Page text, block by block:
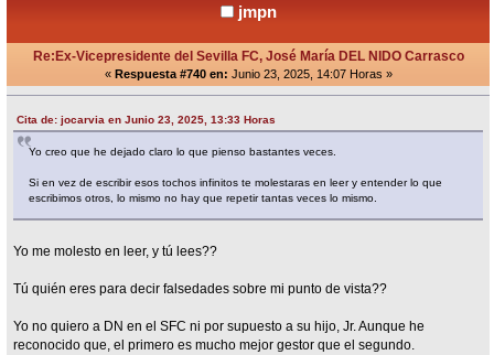
jmpn
Re:Ex-Vicepresidente del Sevilla FC, José María DEL NIDO Carrasco
« Respuesta #740 en: Junio 23, 2025, 14:07 Horas »
Cita de: jocarvia en Junio 23, 2025, 13:33 Horas
Yo creo que he dejado claro lo que pienso bastantes veces.
Si en vez de escribir esos tochos infinitos te molestaras en leer y entender lo que
escribimos otros, lo mismo no hay que repetir tantas veces lo mismo.
Yo me molesto en leer, y tú lees??
Tú quién eres para decir falsedades sobre mi punto de vista??
Yo no quiero a DN en el SFC ni por supuesto a su hijo, Jr. Aunque he
reconocido que, el primero es mucho mejor gestor que el segundo.